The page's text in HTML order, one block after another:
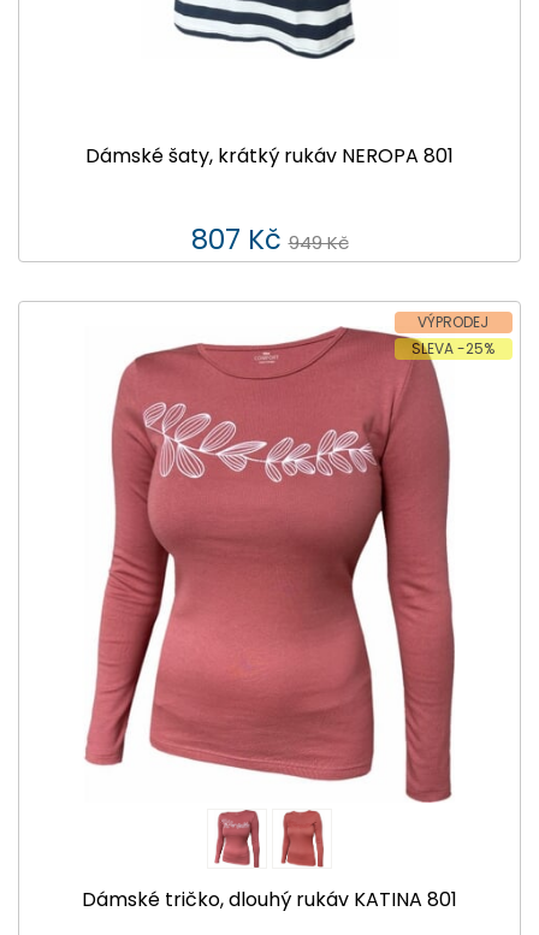
Dámské šaty, krátký rukáv NEROPA 801
807 Kč 949 Kč
VÝPRODEJ
SLEVA -25%
Dámské tričko, dlouhý rukáv KATINA 801